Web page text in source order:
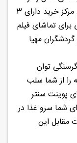
برندهای مشهور جهانی خریداری کنید. این مرکز خرید دارای 3
تماشای فیلم
مهیا
توان
را از شما سلب
پوینت سنتر
شما سرو غذا در
مقابل این